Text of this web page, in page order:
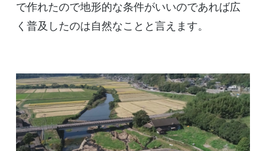
で作れたので地形的な条件がいいのであれば広
く普及したのは自然なことと言えます。